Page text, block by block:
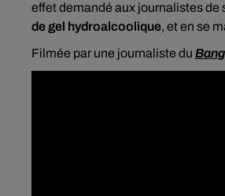
effet demandé aux journalistes de
de gel hydroalcoolique, et en se
Filmée par une journaliste du